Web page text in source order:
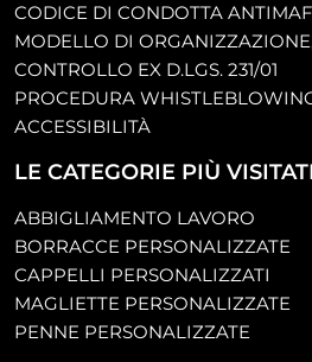
CODICE DI CONDOTTA
MODELLO DI
CONTROLLO EX D.LGS. 231/01
PROCEDURA
ACCESSIBILITÀ
LE CATEGORIE PIÙ
ABBIGLIAMENTO LAVORO
BORRACCE PERSONALIZZATE
CAPPELLI PERSONALIZZATI
MAGLIETTE PERSONALIZZATE
PENNE PERSONALIZZATE